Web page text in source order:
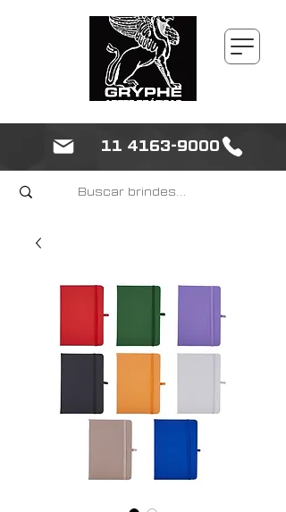
11 4163-9000